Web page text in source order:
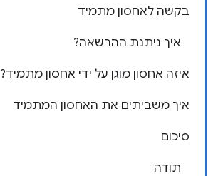
בקשה לאחסון מתמיד
איך ניתנת ההרשאה?
איזה אחסון מוגן על ידי אחסון מתמיד?
איך משביתים את האחסון המתמיד
סיכום
תודה